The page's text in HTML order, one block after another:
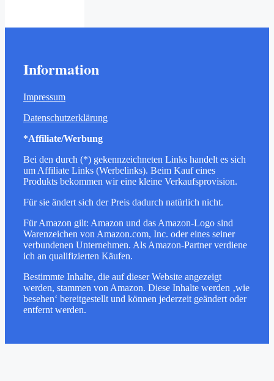
Information
Impressum
Datenschutzerklärung
*Affiliate/Werbung
Bei den durch (*) gekennzeichneten Links handelt es sich
um Affiliate Links (Werbelinks). Beim Kauf eines
Produkts bekommen wir eine kleine Verkaufsprovision.
Für sie ändert sich der Preis dadurch natürlich nicht.
Für Amazon gilt: Amazon und das Amazon-Logo sind
Warenzeichen von Amazon.com, Inc. oder eines seiner
verbundenen Unternehmen. Als Amazon-Partner verdiene
ich an qualifizierten Käufen.
Bestimmte Inhalte, die auf dieser Website angezeigt
werden, stammen von Amazon. Diese Inhalte werden ‚wie
besehen‘ bereitgestellt und können jederzeit geändert oder
entfernt werden.